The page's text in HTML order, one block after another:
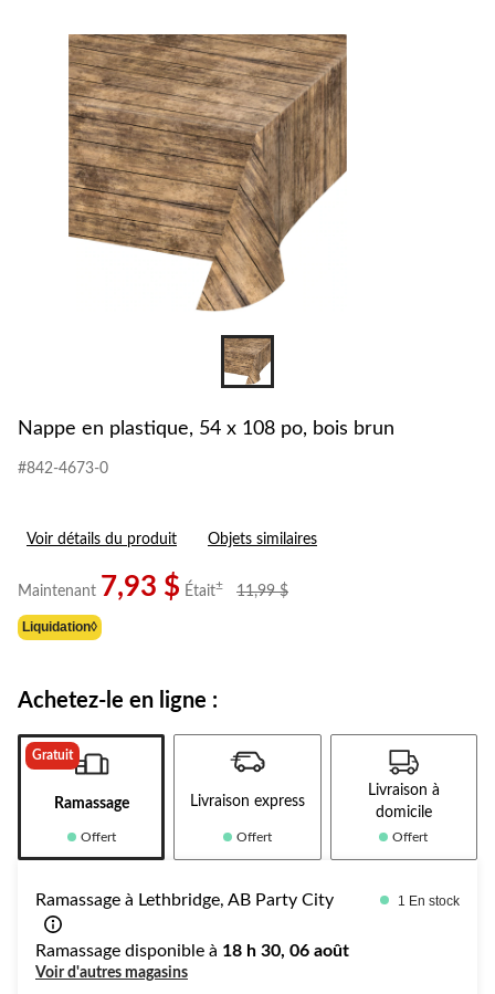
Nappe en plastique, 54 x 108 po, bois brun
#842-4673-0
Voir détails du produit Objets similaires
Maintenant 7,93 $ Était± 11,99 $
Liquidation◊
Achetez-le en ligne :
Gratuit
Ramassage
Offert
Livraison express
Offert
Livraison à
domicile
Offert
Ramassage à Lethbridge, AB Party City 1 En stock
Ramassage disponible à 18 h 30, 06 août
Voir d'autres magasins